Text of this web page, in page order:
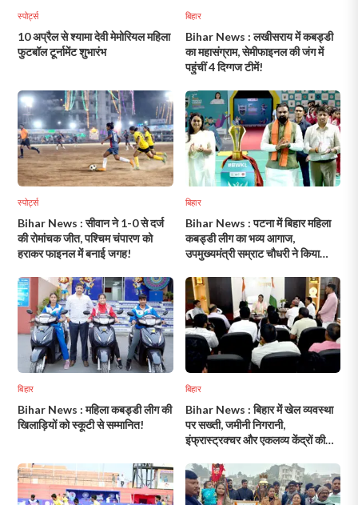
स्पोर्ट्स
10 अप्रैल से श्यामा देवी मेमोरियल महिला
फुटबॉल टूर्नामेंट शुभारंभ
बिहार
Bihar News : लखीसराय में कबड्डी
का महासंग्राम, सेमीफाइनल की जंग में
पहुंचीं 4 दिग्गज टीमें!
स्पोर्ट्स
Bihar News : सीवान ने 1-0 से दर्ज
की रोमांचक जीत, पश्चिम चंपारण को
हराकर फाइनल में बनाई जगह!
बिहार
Bihar News : पटना में बिहार महिला
कबड्डी लीग का भव्य आगाज,
उपमुख्यमंत्री सम्राट चौधरी ने किया
बिहार
Bihar News : महिला कबड्डी लीग की
खिलाड़ियों को स्कूटी से सम्मानित!
बिहार
Bihar News : बिहार में खेल व्यवस्था
पर सख्ती, जमीनी निगरानी,
इंफ्रास्ट्रक्चर और एकलव्य केंद्रों की